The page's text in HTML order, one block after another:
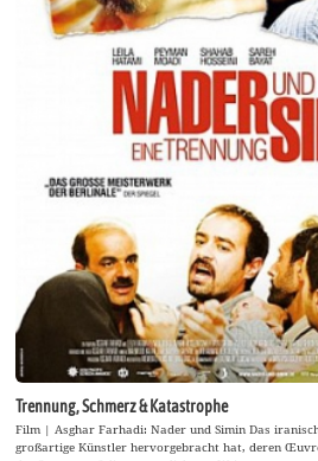
Trennung, Schmerz & Katastrophe
Film | Asghar Farhadi: Nader und Simin Das
großartige Künstler hervorgebracht hat, deren